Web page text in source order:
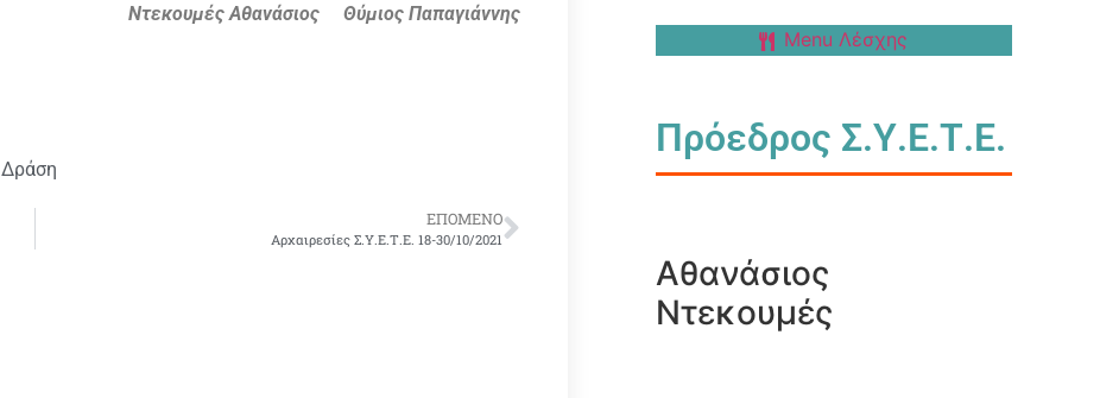
Ντεκουμές Αθανάσιος Θύμιος Παπαγιάννης
Δράση
ΕΠΌΜΕΝΟ
Αρχαιρεσίες Σ.Υ.Ε.Τ.Ε. 18-30/10/2021
Menu Λέσχης
Πρόεδρος Σ.Υ.Ε.Τ.Ε.
Αθανάσιος
Ντεκουμές